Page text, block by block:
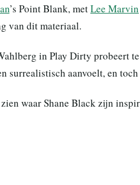
’s Point Blank, metLee Marvin
van dit materiaal.
in Play Dirty probeert
aanvoelt, en
waar Shane Black zijn